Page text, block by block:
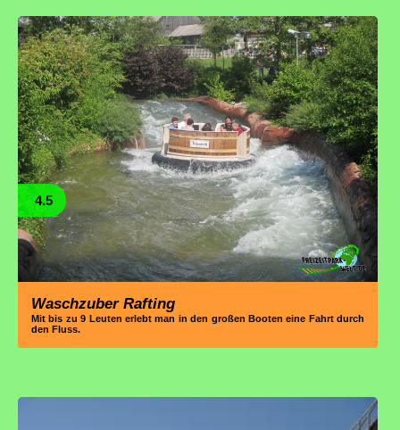
4.5
Waschzuber Rafting
Mit bis zu 9 Leuten erlebt man in den großen Booten eine Fahrt durch
den Fluss.